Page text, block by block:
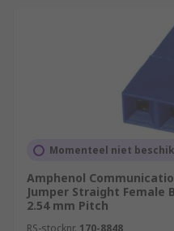
Momenteel niet
Amphenol
Jumper Straight Female
2.54 mm Pitch
RS-stocknr. 170-8848